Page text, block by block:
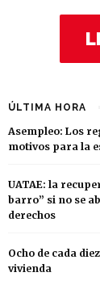
ÚLTIMA HORA
Asempleo: Los
motivos para la
UATAE: la
barro” si no se
derechos
Ocho de cada
vivienda